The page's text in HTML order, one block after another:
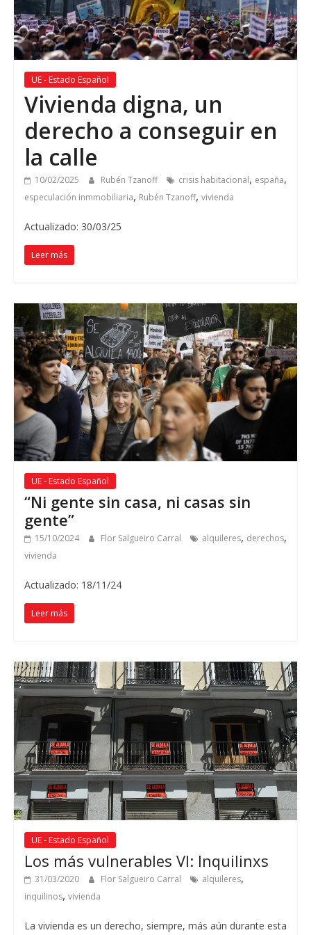
UE - Estado Español
Vivienda digna, un
derecho a conseguir en
la calle
10/02/2025 Rubén Tzanoff crisis habitacional, españa,
especulación inmmobiliaria, Rubén Tzanoff, vivienda
Actualizado: 30/03/25
Leer más
UE - Estado Español
“Ni gente sin casa, ni casas sin
gente”
15/10/2024 Flor Salgueiro Carral alquileres, derechos,
vivienda
Actualizado: 18/11/24
Leer más
UE - Estado Español
Los más vulnerables VI: Inquilinxs
31/03/2020 Flor Salgueiro Carral alquileres,
inquilinos, vivienda
La vivienda es un derecho, siempre, más aún durante esta